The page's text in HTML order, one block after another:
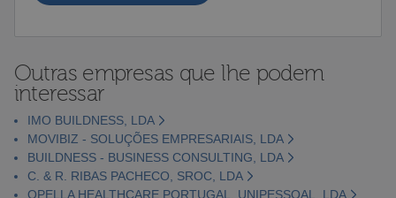
Outras empresas que lhe podem
interessar
IMO BUILDNESS, LDA
MOVIBIZ - SOLUÇÕES EMPRESARIAIS, LDA
BUILDNESS - BUSINESS CONSULTING, LDA
C. & R. RIBAS PACHECO, SROC, LDA
OPELLA HEALTHCARE PORTUGAL, UNIPESSOAL, LDA